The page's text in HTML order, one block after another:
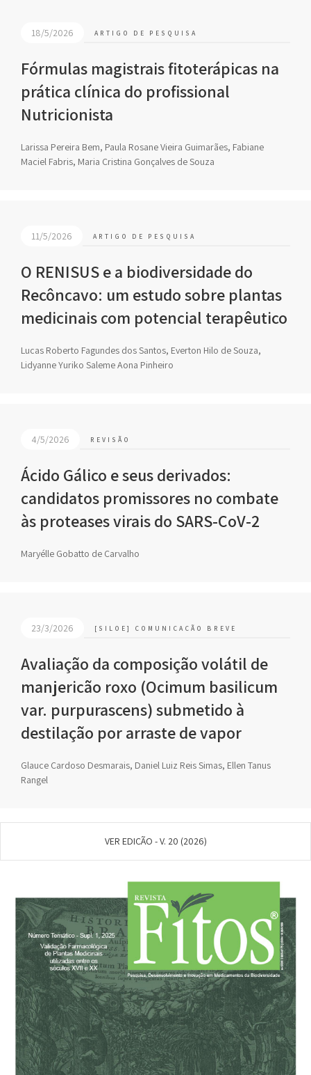
18/5/2026 ARTIGO DE PESQUISA
Fórmulas magistrais fitoterápicas na
prática clínica do profissional
Nutricionista
Larissa Pereira Bem, Paula Rosane Vieira Guimarães, Fabiane
Maciel Fabris, Maria Cristina Gonçalves de Souza
11/5/2026 ARTIGO DE PESQUISA
O RENISUS e a biodiversidade do
Recôncavo: um estudo sobre plantas
medicinais com potencial terapêutico
Lucas Roberto Fagundes dos Santos, Everton Hilo de Souza,
Lidyanne Yuriko Saleme Aona Pinheiro
4/5/2026 REVISÃO
Ácido Gálico e seus derivados:
candidatos promissores no combate
às proteases virais do SARS-CoV-2
Maryélle Gobatto de Carvalho
23/3/2026 [SILOE] COMUNICAÇÃO BREVE
Avaliação da composição volátil de
manjericão roxo (Ocimum basilicum
var. purpurascens) submetido à
destilação por arraste de vapor
Glauce Cardoso Desmarais, Daniel Luiz Reis Simas, Ellen Tanus
Rangel
VER EDIÇÃO - V. 20 (2026)